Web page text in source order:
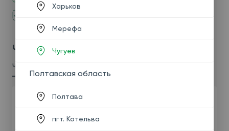
Чугуев
Чугуев
ул. Леонова 6Г (партнерский офис
Александровна)
Харьков
Мерефа
Чугуев
Полтавская область
Полтава
пгт. Котельва